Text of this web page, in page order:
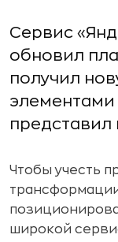
Сервис
обновил
получил
представил
Чтобы учесть
широкой